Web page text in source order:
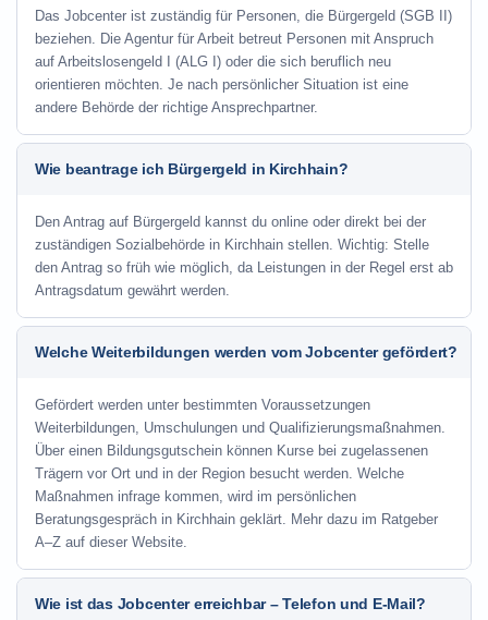
Das Jobcenter ist zuständig für Personen, die Bürgergeld (SGB II)
beziehen. Die Agentur für Arbeit betreut Personen mit Anspruch
auf Arbeitslosengeld I (ALG I) oder die sich beruflich neu
orientieren möchten. Je nach persönlicher Situation ist eine
andere Behörde der richtige Ansprechpartner.
Wie beantrage ich Bürgergeld in Kirchhain?
Den Antrag auf Bürgergeld kannst du online oder direkt bei der
zuständigen Sozialbehörde in Kirchhain stellen. Wichtig: Stelle
den Antrag so früh wie möglich, da Leistungen in der Regel erst ab
Antragsdatum gewährt werden.
Welche Weiterbildungen werden vom Jobcenter gefördert?
Gefördert werden unter bestimmten Voraussetzungen
Weiterbildungen, Umschulungen und Qualifizierungsmaßnahmen.
Über einen Bildungsgutschein können Kurse bei zugelassenen
Trägern vor Ort und in der Region besucht werden. Welche
Maßnahmen infrage kommen, wird im persönlichen
Beratungsgespräch in Kirchhain geklärt. Mehr dazu im Ratgeber
A–Z auf dieser Website.
Wie ist das Jobcenter erreichbar – Telefon und E-Mail?